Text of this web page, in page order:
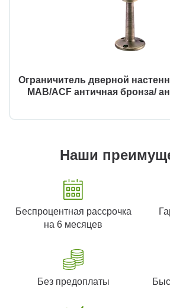
Ограничитель дверной
MAB/ACF античная бронза/
Наши
Беспроцентная рассрочка
на 6 месяцев
Без предоплаты